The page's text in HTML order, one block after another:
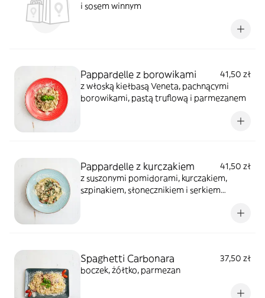
i sosem winnym
Pappardelle z borowikami
41,50 zł
z włoską kiełbasą Veneta, pachnącymi
borowikami, pastą truflową i parmezanem
Pappardelle z kurczakiem
41,50 zł
z suszonymi pomidorami, kurczakiem,
szpinakiem, słonecznikiem i serkiem
Spaghetti Carbonara
37,50 zł
boczek, żółtko, parmezan